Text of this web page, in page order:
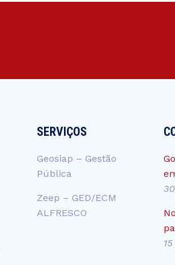
SERVIÇOS
Geosiap – Gestão
Pública
Zeep – GED/ECM
ALFRESCO